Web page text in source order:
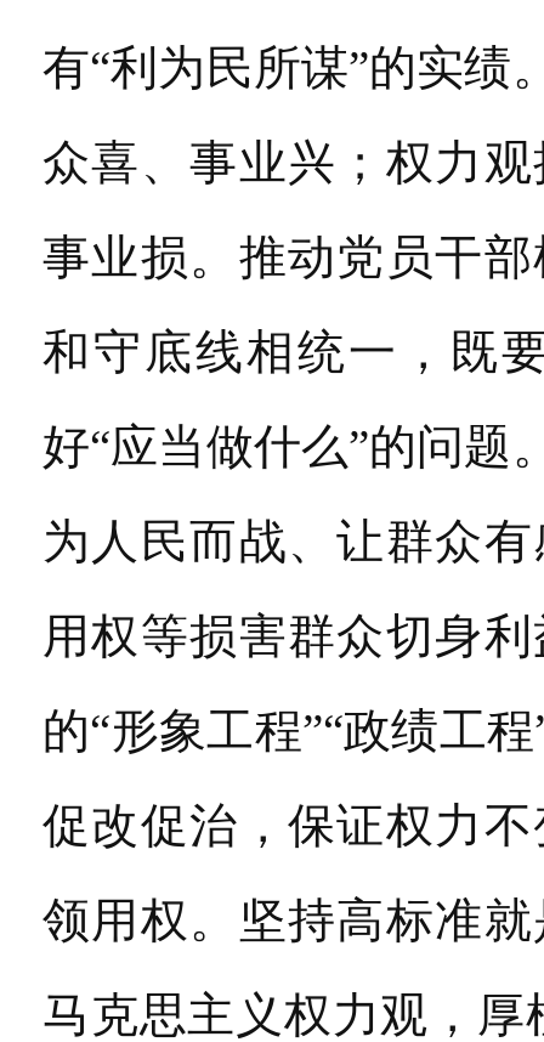
有“利为民所谋”的实绩
众喜、事业兴；权力
事业损。推动党员干
和守底线相统一，既
好“应当做什么”的问题
为人民而战、让群众
用权等损害群众切身
的“形象工程”“政绩工
促改促治，保证权力
领用权。坚持高标准
马克思主义权力观，